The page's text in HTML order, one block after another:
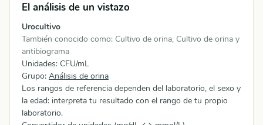
El análisis de un vistazo
Urocultivo
También conocido como: Cultivo de orina, Cultivo de orina y
antibiograma
Unidades: CFU/mL
Grupo: Análisis de orina
Los rangos de referencia dependen del laboratorio, el sexo y
la edad: interpreta tu resultado con el rango de tu propio
laboratorio.